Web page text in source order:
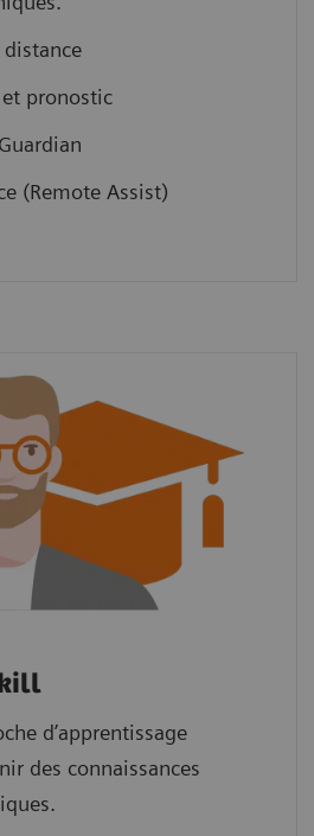
pronostic
(Remote Assist)
d’apprentissage
des connaissances